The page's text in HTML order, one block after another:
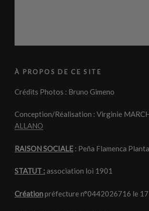
À PROPOS DE CE SITE
Crédits Photos : Bruno Gimeno
Conception/Réalisation : Virginie
ALLANO
RAISON SOCIALE : Peña Flamenca
STATUT :association loi 1901
Créationpréfecture n°0442026716 le